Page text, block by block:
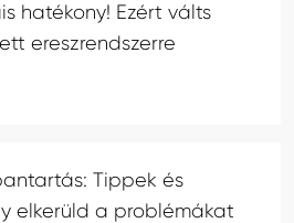
hatékony! Ezért válts
ereszrendszerre
Tippek és
elkerüld a problémákat